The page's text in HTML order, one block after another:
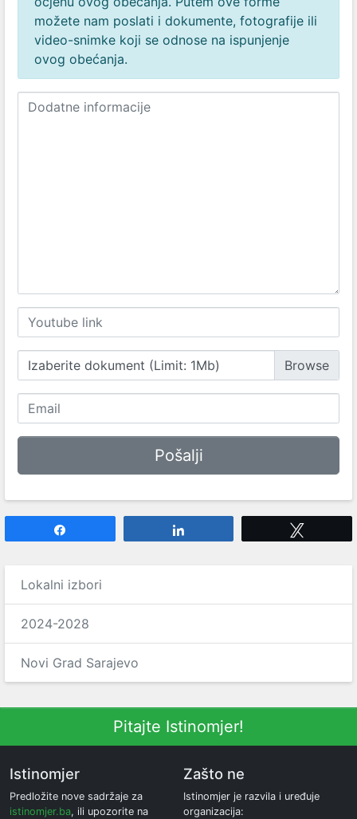
možete nam poslati i dokumente, fotografije ili
video-snimke koji se odnose na ispunjenje
ovog obećanja.
Izaberite dokument (Limit: 1Mb)
Lokalni izbori
2024-2028
Novi Grad Sarajevo
Pitajte Istinomjer!
Istinomjer
Predložite nove sadržaje za
istinomjer.ba, ili upozorite na
Zašto ne
Istinomjer je razvila i uređuje
organizacija: